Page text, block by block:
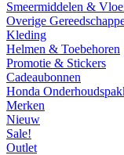
Smeermiddelen &
Overige
Kleding
Helmen & Toebehoren
Promotie & Stickers
Cadeaubonnen
Honda
Merken
Nieuw
Sale!
Outlet